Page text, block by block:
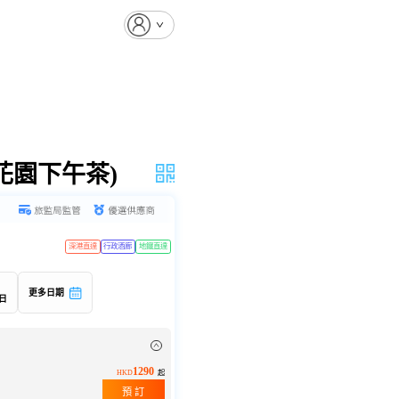
園下午茶)
深港直達 行政酒廊 地鐵直達
更多日期
HKD1290 起
預 訂